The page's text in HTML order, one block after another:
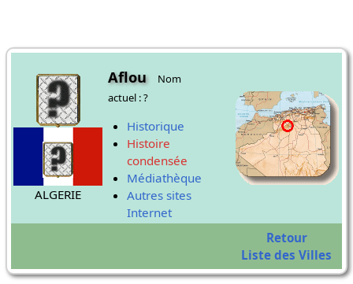
ALGERIE
Aflou
Nom
actuel : ?
Historique
Histoire
condensée
Médiathèque
Autres sites
Internet
Retour
Liste des Villes